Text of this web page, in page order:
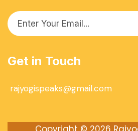
Get in Touch
rajyogispeaks@gmail.com